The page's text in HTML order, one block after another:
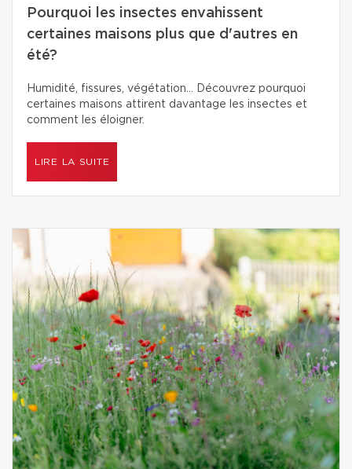
Pourquoi les insectes envahissent
certaines maisons plus que d'autres en
été?
Humidité, fissures, végétation… Découvrez pourquoi
certaines maisons attirent davantage les insectes et
comment les éloigner.
LIRE LA SUITE